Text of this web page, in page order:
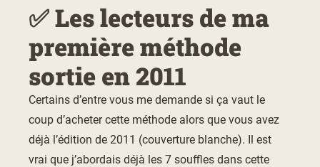
✅ Les lecteurs de ma
première méthode
sortie en 2011
Certains d’entre vous me demande si ça vaut le
coup d’acheter cette méthode alors que vous avez
déjà l’édition de 2011 (couverture blanche). Il est
vrai que j’abordais déjà les 7 souffles dans cette